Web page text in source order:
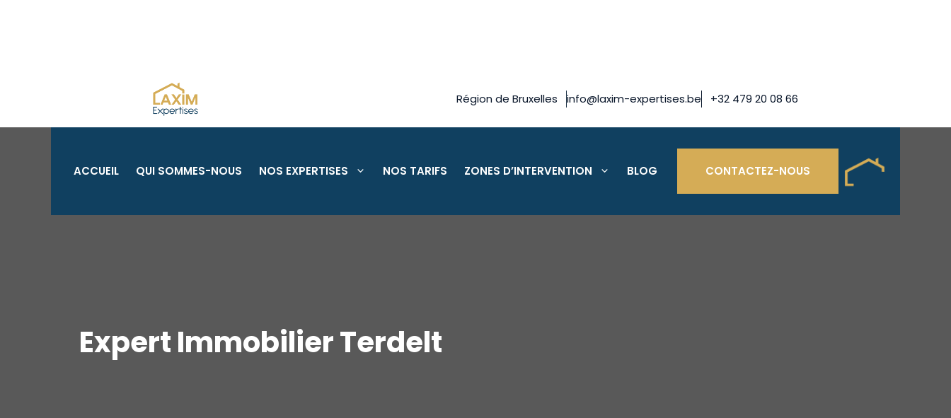
Région de Bruxelles info@laxim-expertises.be +32 479 20 08 66
ACCUEIL QUI SOMMES-NOUS NOS EXPERTISES NOS TARIFS ZONES D’INTERVENTION BLOG CONTACTEZ-NOUS
Expert Immobilier Terdelt